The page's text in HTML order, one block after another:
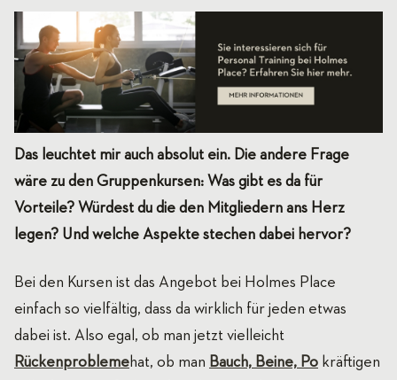
Das leuchtet mir auch absolut ein. Die andere Frage
wäre zu den Gruppenkursen: Was gibt es da für
Vorteile? Würdest du die den Mitgliedern ans Herz
legen? Und welche Aspekte stechen dabei hervor?
Bei den Kursen ist das Angebot bei Holmes Place
einfach so vielfältig, dass da wirklich für jeden etwas
dabei ist. Also egal, ob man jetzt vielleicht
Rückenproblemehat, ob man Bauch, Beine, Po kräftigen